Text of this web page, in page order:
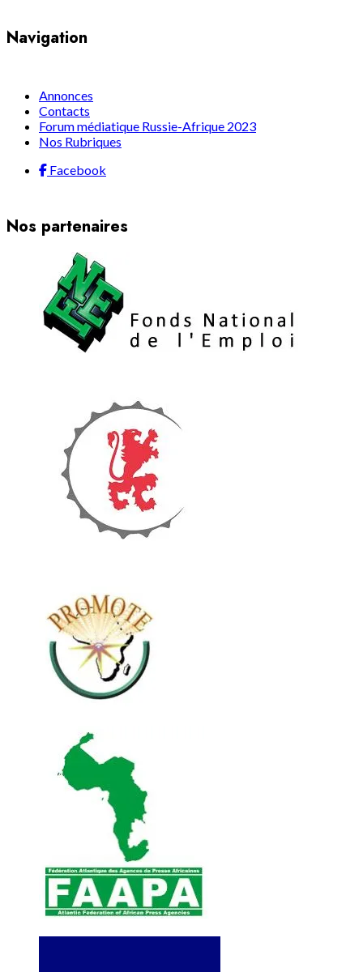
Navigation
Annonces
Contacts
Forum médiatique Russie-Afrique 2023
Nos Rubriques
Facebook
Nos partenaires